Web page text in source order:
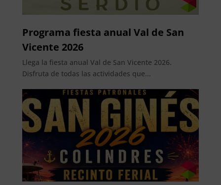
Programa fiesta anual Val de San
Vicente 2026
Llega la fiesta anual Val de San Vicente 2026.
Disfruta de todas las actividades que...